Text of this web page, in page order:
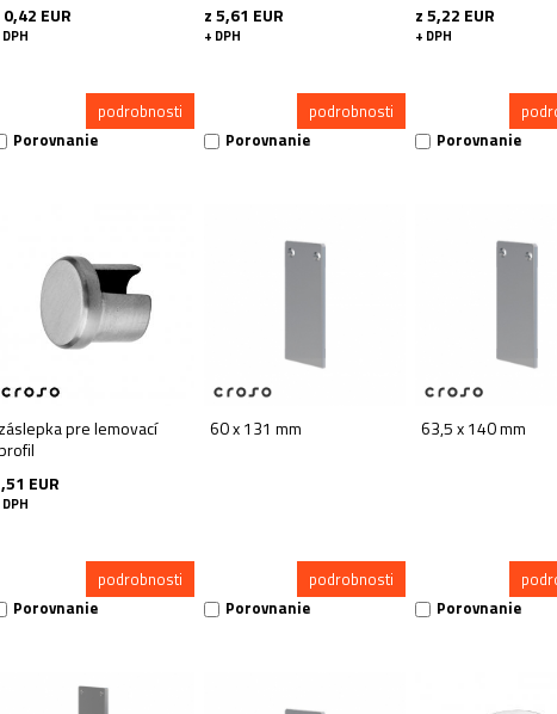
EUR
podrobnosti
Porovnanie
z 5,61 EUR
+ DPH
podrobnosti
Porovnanie
z 5,22 EUR
+ DPH
Porovnanie
pre lemovací
EUR
podrobnosti
Porovnanie
60 x 131 mm
podrobnosti
Porovnanie
63,5 x 140 mm
Porovnanie